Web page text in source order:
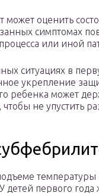
может оценить
симптомах
или иной
ситуациях в
укрепление
ребенка может
не упустить
детей первого